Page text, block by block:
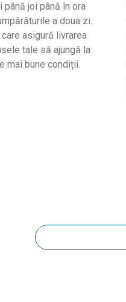
până joi până în ora
a doua zi.
asigură livrarea
tale să ajungă la
mai bune condiții.